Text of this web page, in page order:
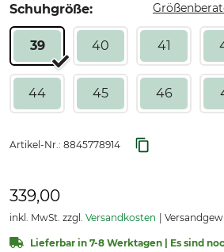
Schuhgröße:
39 40 41
44 45 46
Artikel-Nr.: 8845778914
339,00
inkl. MwSt. zzgl. Versandkosten
Lieferbar in 7-8 Werktagen | Es sind